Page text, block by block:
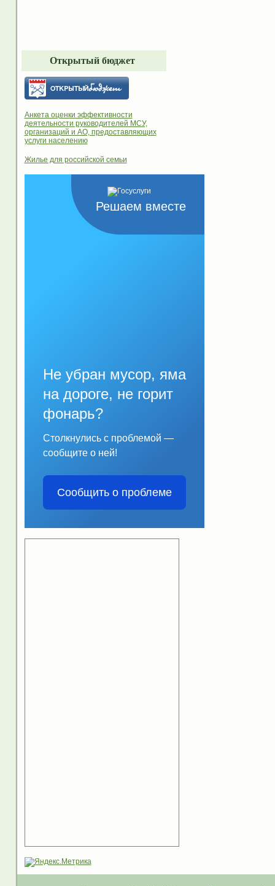
Открытый бюджет
Анкета оценки эффективности
деятельности руководителей МСУ,
организаций и АО, предоставляющих
услуги населению
Жилье для российской семьи
Решаем вместе
Не убран мусор, яма
на дороге, не горит
фонарь?
Столкнулись с проблемой —
сообщите о ней!
Сообщить о проблеме